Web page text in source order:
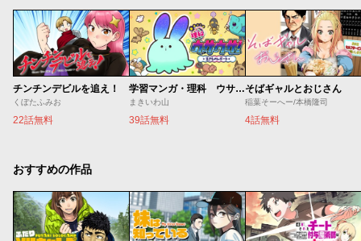
チンチンデビルを追え！
くぼたふみお
22話無料
学習マンガ・理科 ウサウサ！
まきいわ山
39話無料
そばギャルとおじさん
稲葉そーへー/本橋隆司
4話無料
おすすめの作品